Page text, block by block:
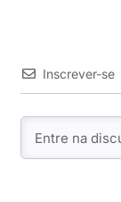
Inscrever-se